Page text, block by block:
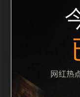
后续采集时将继
底、标题重复过
栏目内容归集